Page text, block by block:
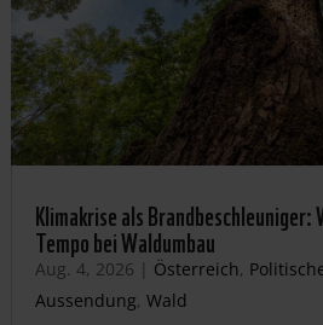
Klimakrise als
Tempo bei Waldumbau
Aug. 4, 2026 | Österreich,
Aussendung, Wald